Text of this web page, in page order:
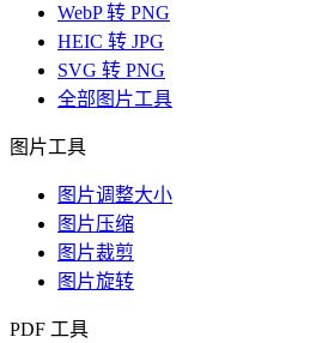
WebP 转 PNG
HEIC 转 JPG
SVG 转 PNG
全部图片工具
图片工具
图片调整大小
图片压缩
图片裁剪
图片旋转
PDF 工具